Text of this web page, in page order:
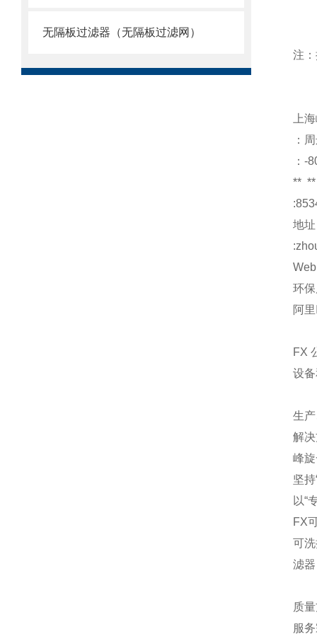
无隔板过滤器（无隔板过滤网）
注
上
：
：-
** **
地
环
阿
FX
设
生
解
峰
坚
以“
FX
可
滤器
质
服